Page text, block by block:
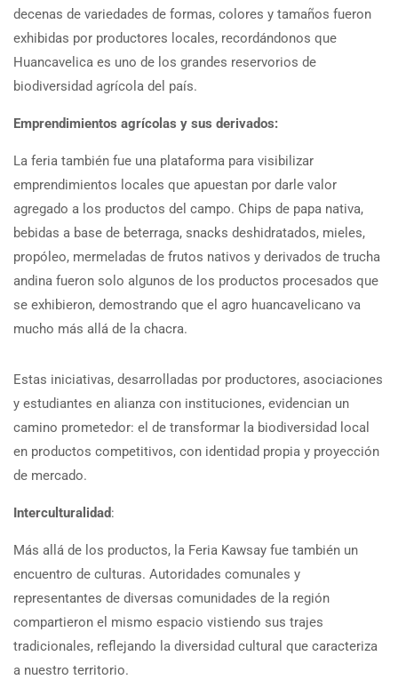
decenas de variedades de formas, colores y tamaños fueron
exhibidas por productores locales, recordándonos que
Huancavelica es uno de los grandes reservorios de
biodiversidad agrícola del país.
Emprendimientos agrícolas y sus derivados:
La feria también fue una plataforma para visibilizar
emprendimientos locales que apuestan por darle valor
agregado a los productos del campo. Chips de papa nativa,
bebidas a base de beterraga, snacks deshidratados, mieles,
propóleo, mermeladas de frutos nativos y derivados de trucha
andina fueron solo algunos de los productos procesados que
se exhibieron, demostrando que el agro huancavelicano va
mucho más allá de la chacra.
Estas iniciativas, desarrolladas por productores, asociaciones
y estudiantes en alianza con instituciones, evidencian un
camino prometedor: el de transformar la biodiversidad local
en productos competitivos, con identidad propia y proyección
de mercado.
Interculturalidad:
Más allá de los productos, la Feria Kawsay fue también un
encuentro de culturas. Autoridades comunales y
representantes de diversas comunidades de la región
compartieron el mismo espacio vistiendo sus trajes
tradicionales, reflejando la diversidad cultural que caracteriza
a nuestro territorio.